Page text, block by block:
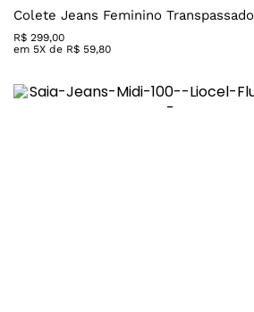
Colete Jeans Feminino Transpassado
R$ 299,00
em 5X de R$ 59,80